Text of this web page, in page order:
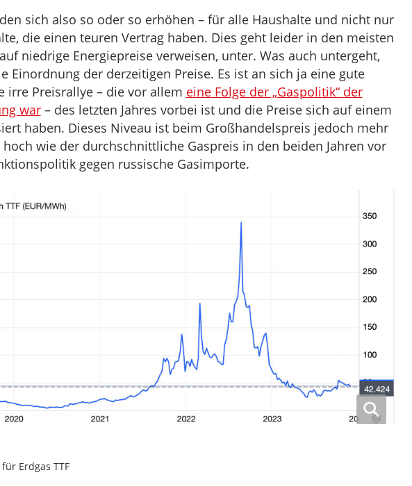
sich also so oder so erhöhen – für alle Haushalte und nicht nur
die einen teuren Vertrag haben. Dies geht leider in den meisten
niedrige Energiepreise verweisen, unter. Was auch untergeht,
Einordnung der derzeitigen Preise. Es ist an sich ja eine gute
irre Preisrallye – die vor allem eine Folge der „Gaspolitik“ der
war– des letzten Jahres vorbei ist und die Preise sich auf einem
haben. Dieses Niveau ist beim Großhandelspreis jedoch mehr
wie der durchschnittliche Gaspreis in den beiden Jahren vor
gegen russische Gasimporte.
Erdgas TTF